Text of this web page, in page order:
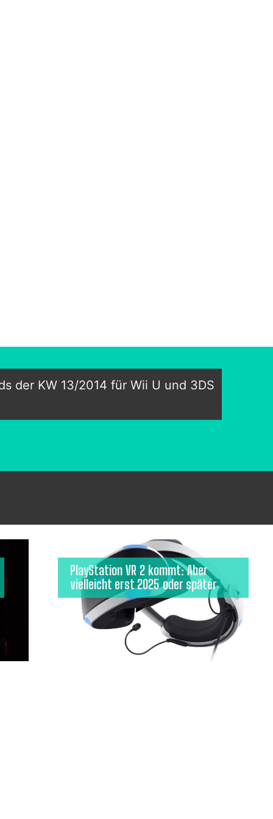
der KW 13/2014 für Wii U und 3DS
PlayStation VR 2 kommt: Aber
vielleicht erst 2025 oder später